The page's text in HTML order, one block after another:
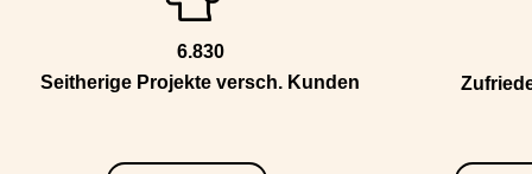
6.830
Seitherige Projekte versch. Kunden